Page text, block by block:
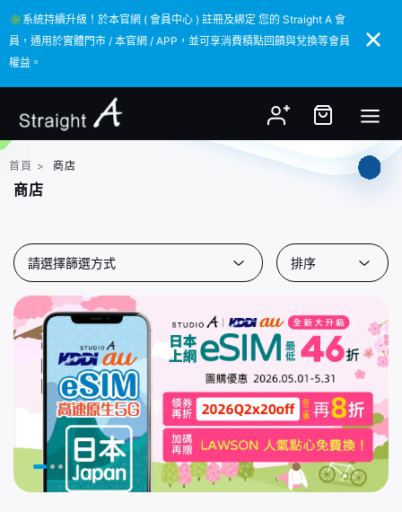
✳️系統持續升級！於本官網 ( 會員中心 ) 註冊及綁定 您的 Straight A 會
員，通用於實體門市 / 本官網 / APP，並可享消費積點回饋與兌換等會員
權益。
✳️系統持續升級！於本官網 ( 會員中心 ) 註冊及綁定 您的 Straight A 會
員，通用於實體門市 / 本官網 / APP，並可享消費積點回饋與兌換等會員
權益。
首頁 > 商店
商店
請選擇篩選方式 排序